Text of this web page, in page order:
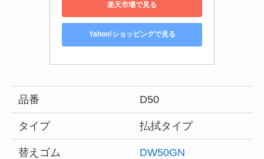
楽天市場で見る
Yahoo!ショッピングで見る
品番 D50
タイプ 払拭タイプ
替えゴム DW50GN